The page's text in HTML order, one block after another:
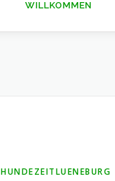
WILLKOMMEN
HUNDEZEITLUENEBURG